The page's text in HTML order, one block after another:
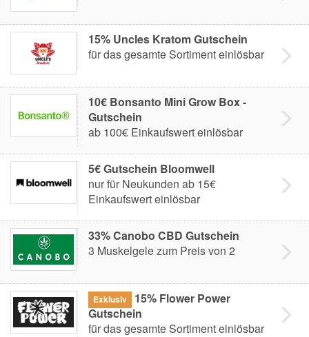
15% Uncles Kratom Gutschein
für das gesamte Sortiment einlösbar
10€ Bonsanto Mini Grow Box -
Gutschein
ab 100€ Einkaufswert einlösbar
5€ Gutschein Bloomwell
nur für Neukunden ab 15€
Einkaufswert einlösbar
33% Canobo CBD Gutschein
3 Muskelgele zum Preis von 2
Exklusiv
15% Flower Power
Gutschein
für das gesamte Sortiment einlösbar